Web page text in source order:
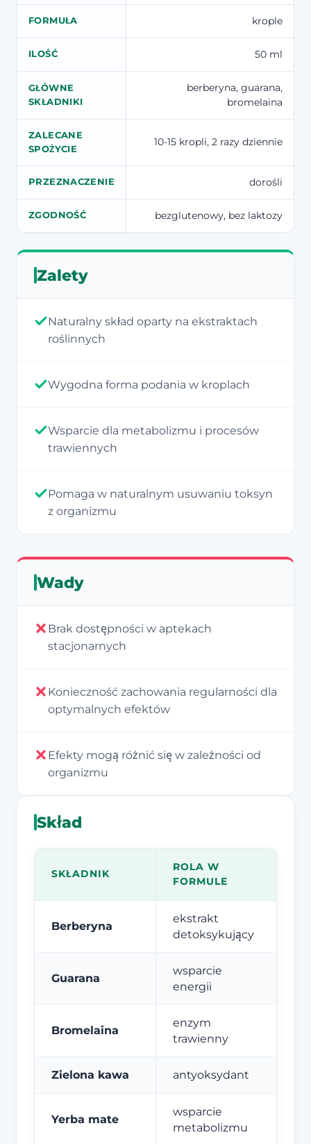
FORMUŁA krople
ILOŚĆ 50 ml
GŁÓWNE
SKŁADNIKI
berberyna, guarana,
bromelaina
ZALECANE
SPOŻYCIE
10-15 kropli, 2 razy dziennie
PRZEZNACZENIE dorośli
ZGODNOŚĆ bezglutenowy, bez laktozy
Zalety
Naturalny skład oparty na ekstraktach
roślinnych
Wygodna forma podania w kroplach
Wsparcie dla metabolizmu i procesów
trawiennych
Pomaga w naturalnym usuwaniu toksyn
z organizmu
Wady
Brak dostępności w aptekach
stacjonarnych
Konieczność zachowania regularności dla
optymalnych efektów
Efekty mogą różnić się w zależności od
organizmu
Skład
SKŁADNIK
ROLA W
FORMULE
Berberyna
ekstrakt
detoksykujący
Guarana
wsparcie
energii
Bromelaina
enzym
trawienny
Zielona kawa antyoksydant
Yerba mate
wsparcie
metabolizmu